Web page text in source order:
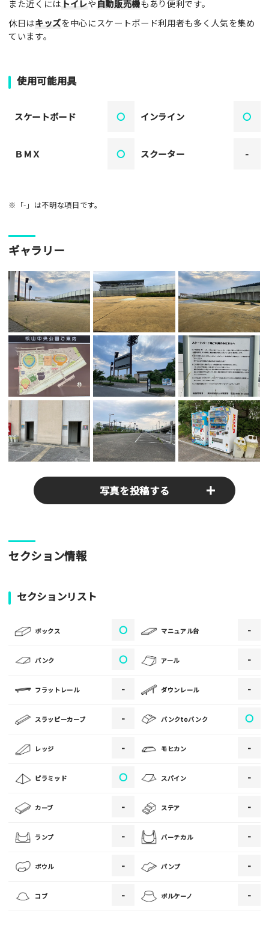
また近くには トイレや自動販売機もあり便利です。
休日はキッズを中心にスケートボード利用者も多く人気を集め
ています。
使用可能用具
スケートボード 〇 インライン 〇
ＢＭＸ 〇 スクーター -
※「-」は不明な項目です。
ギャラリー
写真を投稿する
パークやスポットの写真をぜひお送りください！あなたの写真
がみんなの参考となります！
[text photo1alt placeholder "写真の解説※任意]
写真
[text photo3alt placeholder "写真の解説※任意]
ご注意事項
・人物の顔が写っている場合はモザイク処理を行います。
・画像の規定サイズは横幅640px以上となります。
セクション情報
セクションリスト
ボックス 〇 マニュアル台 -
バンク 〇 アール -
フラットレール - ダウンレール -
スラッピーカーブ - バンクtoバンク 〇
レッジ - モヒカン -
ピラミッド 〇 スパイン -
カーブ - ステア -
ランプ - バーチカル -
ボウル - パンプ -
コブ - ボルケーノ -